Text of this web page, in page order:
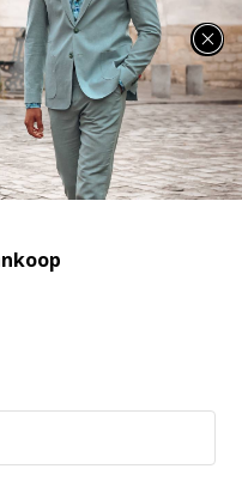
heel veel zomerse items!
Short Sand